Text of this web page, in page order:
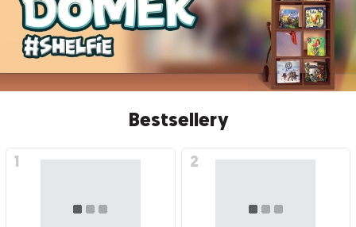
Bestsellery